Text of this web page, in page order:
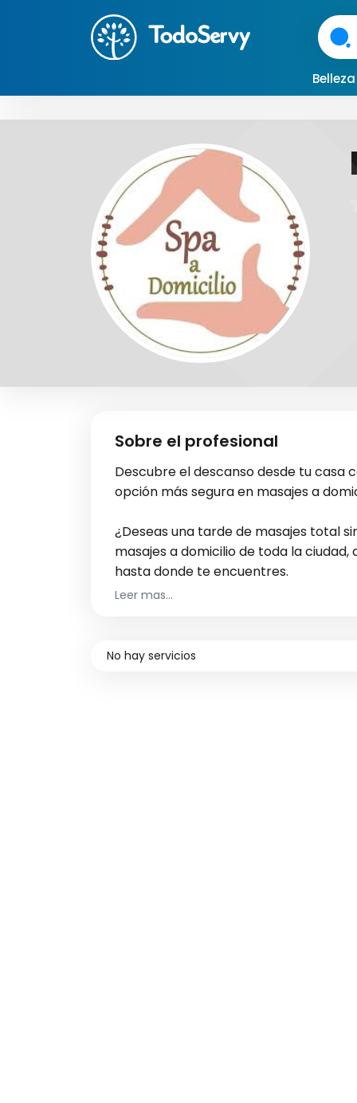
Belleza
Sobre el profesional
Descubre el descanso desde tu casa
opción más segura en masajes a
¿Deseas una tarde de masajes total
masajes a domicilio de toda la
hasta donde te encuentres.
serie de masajes específicos para
Leer mas...
No hay servicios